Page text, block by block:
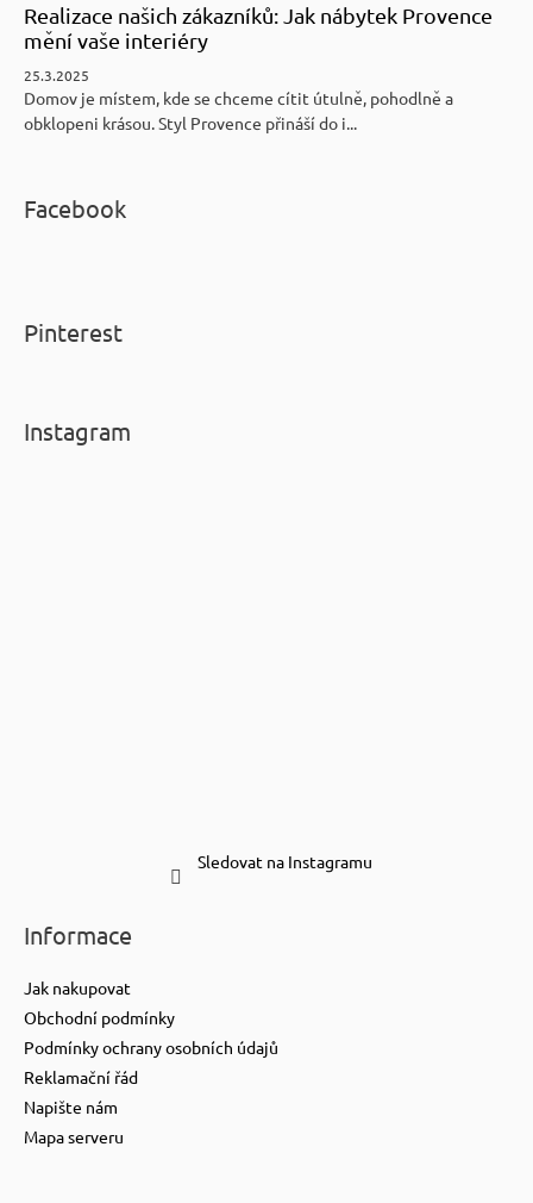
Realizace našich zákazníků: Jak nábytek Provence
mění vaše interiéry
25.3.2025
Domov je místem, kde se chceme cítit útulně, pohodlně a
obklopeni krásou. Styl Provence přináší do i...
Facebook
Pinterest
Instagram
Sledovat na Instagramu
Informace
Jak nakupovat
Obchodní podmínky
Podmínky ochrany osobních údajů
Reklamační řád
Napište nám
Mapa serveru